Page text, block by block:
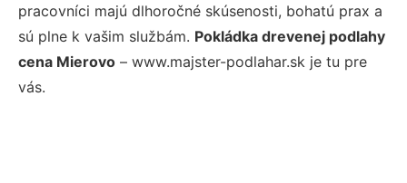
pracovníci majú dlhoročné skúsenosti, bohatú prax a
sú plne k vašim službám. Pokládka drevenej podlahy
cena Mierovo – www.majster-podlahar.sk je tu pre
vás.